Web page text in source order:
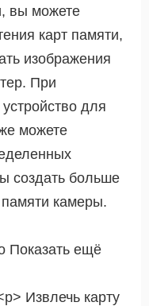
вы можете
карт памяти,
изображения
При
для
можете
создать больше
камеры.
Показать ещё
Извлечь карту